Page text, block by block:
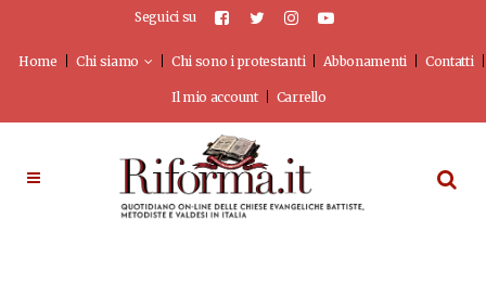
Seguici su
Home Chi siamo Chi sono i protestanti Abbonamenti Contatti
Il mio account Carrello